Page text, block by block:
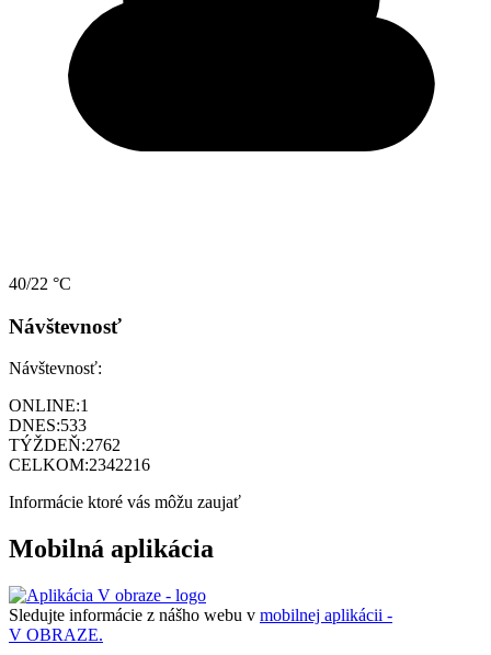
40/22 °C
Návštevnosť
Návštevnosť:
ONLINE:1
DNES:533
TÝŽDEŇ:2762
CELKOM:2342216
Informácie ktoré vás môžu zaujať
Mobilná aplikácia
Sledujte informácie z nášho webu v mobilnej aplikácii -
V OBRAZE.